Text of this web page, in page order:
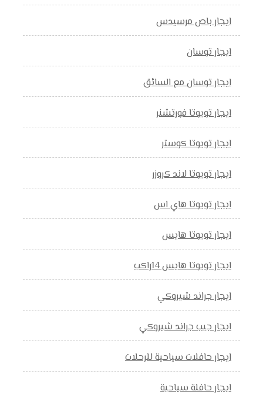
ايجار باص مرسيدس
ايجار توسان
ايجار توسان مع السائق
ايجار تويوتا فورتشنر
ايجار تويوتا كوستر
ايجار تويوتا لاند كروزر
ايجار تويوتا هاي اس
ايجار تويوتا هايس
ايجار تويوتا هايس 14راكب
ايجار جراند شيروكي
ايجار جيب جراند شيروكي
ايجار حافلات سياحية للرحلات
ايجار حافلة سياحية